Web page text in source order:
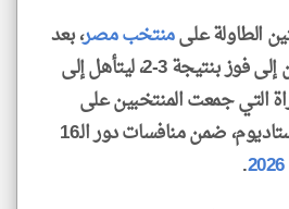
الطاولة علىمنتخب مصر، بعد
ما حوّل تأخره بهدفين إلى فوز بنتيجة 3-2، ليتأهل إلى
التي جمعت المنتخبين على
ملعب مرسيدس بنز ستاديوم، ضمن منافسات دور الـ16
.